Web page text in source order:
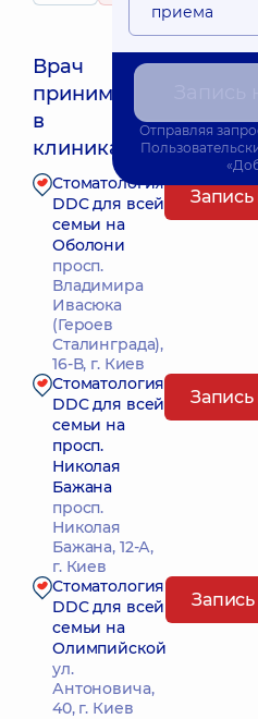
Врач
принимает
в
клиниках:
Ближайшее время
Стоматология
DDC для всей
семьи на
Оболони
просп.
Владимира
Ивасюка
(Героев
Сталинграда),
16-В, г. Киев
Запись
Стоматология
DDC для всей
семьи на
просп.
Николая
Бажана
просп.
Николая
Бажана, 12-А,
г. Киев
Запись
Стоматология
DDC для всей
семьи на
Олимпийской
ул.
Антоновича,
40, г. Киев
Запись
приема
Отправляя